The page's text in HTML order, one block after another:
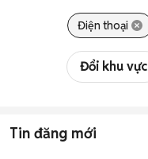
Điện thoại
Đổi khu vực
Tin đăng mới